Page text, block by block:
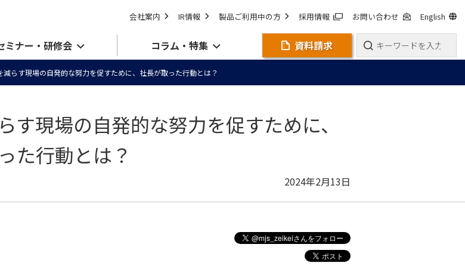
会社案内 IR情報 製品ご利用中の方 採用情報 お問い合わせ English
ミナー・研修会 コラム・特集 資料請求
減らす現場の自発的な努力を促すために、社長が取った行動とは？
す現場の自発的な努力を促すために、
た行動とは？
2024年2月13日